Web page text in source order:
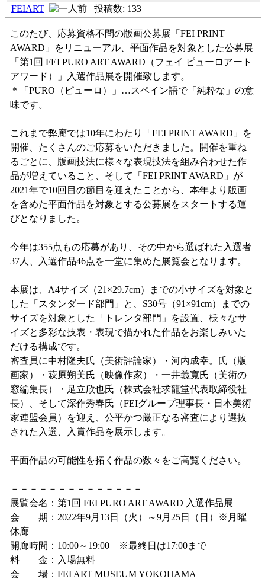
FEIART
投稿数: 133
このたび、応募資格不問の版画公募展「FEI PRINT
AWARD」をリニューアル、平面作品を対象とした公募展
「第1回 FEI PURO ART AWARD（フェイ ピューロアート
アワード）」入選作品展を開催致します。
＊「PURO（ピューロ）」…スペイン語で「純粋な」の意
味です。
これまで弊廊では10年にわたり「FEI PRINT AWARD」を
開催、たくさんのご応募をいただきました。開催を重ね
るごとに、版画技法に様々な表現技法を組み合わせた作
品が増えていること、そして「FEI PRINT AWARD」が
2021年で10回目の節目を迎えたことから、本年より版画
を含めた平面作品を対象とする公募展をスタートする運
びとなりました。
今年は355点もの応募があり、その中から選ばれた入選者
37人、入選作品46点を一堂に集めた展覧会となります。
本展は、A4サイズ（21×29.7cm）までの小サイズを対象と
した「スタンダード部門」と、S30号（91×91cm）までの
サイズを対象とした「トレンタ部門」を設置、様々なサ
イズと多彩な技表・表現で描かれた作品をお楽しみいた
だける構成です。
審査員に中村隆夫氏（美術評論家）・河内成幸。氏（版
画家）・萩原朔美氏（映像作家）・一井義寬氏（美術の
窓編集長）・足立欣也氏（株式会社求龍堂代表取締役社
長）、そして深作秀春氏（FEIグループ理事長・日本美術
家連盟会員）を迎え、公平かつ厳正なる審査により選抜
された入選、入賞作品を展示します。
平面作品の可能性を拓く作品の数々をご高覧ください。
－－－－－－－－－－－－－－
展覧会名：第1回 FEI PURO ART AWARD 入選作品展
会 期：2022年9月13日（火）～9月25日（日）※月曜
休廊
開廊時間：10:00～19:00 ※最終日は17:00まで
料 金：入場無料
会 場：FEI ART MUSEUM YOKOHAMA